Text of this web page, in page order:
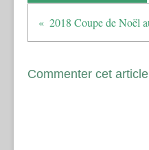
Commenter cet article